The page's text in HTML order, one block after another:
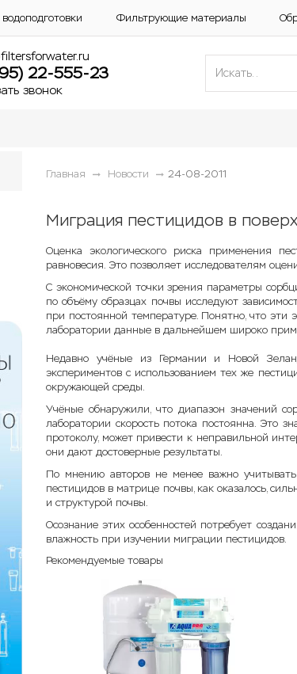
Фильтрующие материалы
22-555-23
звонок
Главная Новости 24-08-2011
Миграция пестицидов в
Оценка экологического риска применения
равновесия. Это позволяет исследователям
С экономической точки зрения параметры
по объёму образцах почвы исследуют
при постоянной температуре. Понятно, что эти
лаборатории данные в дальнейшем широко
Недавно учёные из Германии и Новой
экспериментов с использованием тех же
окружающей среды.
Учёные обнаружили, что диапазон значений
лаборатории скорость потока постоянна. Это
протоколу, может привести к неправильной
они дают достоверные результаты.
По мнению авторов не менее важно
пестицидов в матрице почвы, как оказалось,
и структурой почвы.
Осознание этих особенностей потребует
влажность при изучении миграции пестицидов.
Рекомендуемые товары